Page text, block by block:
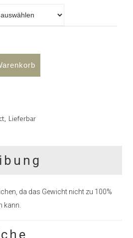
, Lieferbar
da das Gewicht nicht zu 100%
kann.